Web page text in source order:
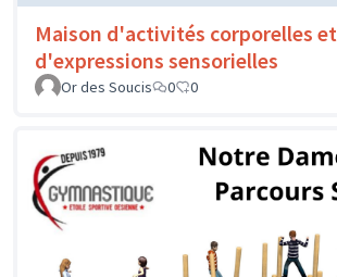
Maison d'activités corporelles et
d'expressions sensorielles
Or des Soucis
0 0